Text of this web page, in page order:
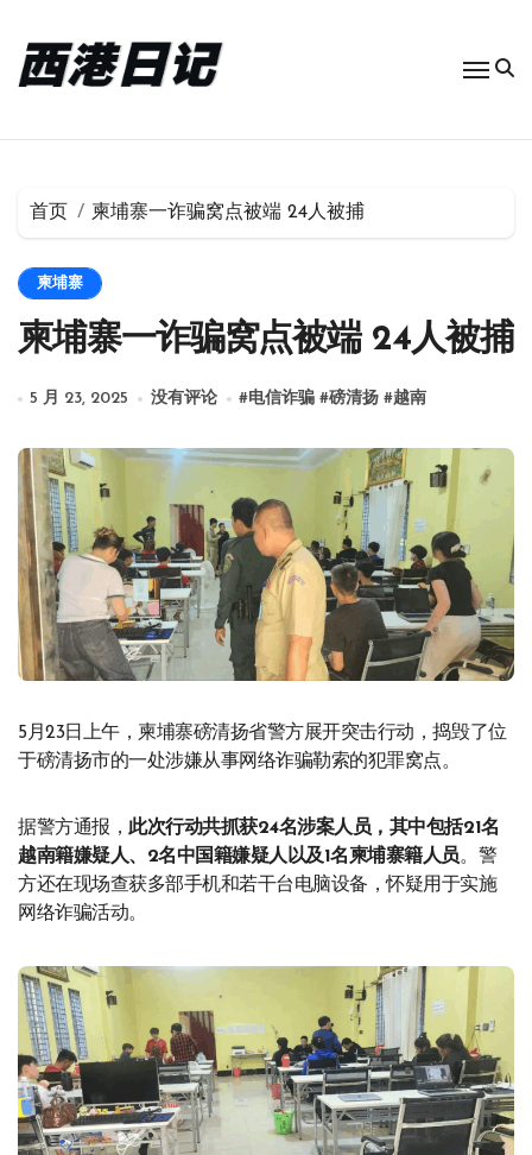
首页 柬埔寨一诈骗窝点被端 24人被捕
柬埔寨
柬埔寨一诈骗窝点被端 24人被捕
5 月 23, 2025 没有评论 #电信诈骗 #磅清扬 #越南
5月23日上午，柬埔寨磅清扬省警方展开突击行动，捣毁了位
于磅清扬市的一处涉嫌从事网络诈骗勒索的犯罪窝点。
据警方通报，此次行动共抓获24名涉案人员，其中包括21名
越南籍嫌疑人、2名中国籍嫌疑人以及1名柬埔寨籍人员。警
方还在现场查获多部手机和若干台电脑设备，怀疑用于实施
网络诈骗活动。